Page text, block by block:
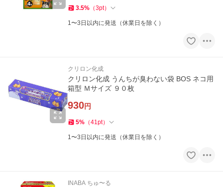
3.5% （3pt）
1〜3日以内に発送（休業日を除く）
クリロン化成
クリロン化成 うんちが臭わない袋 BOS ネコ用
箱型 Ｍサイズ ９０枚
930円
5% （41pt）
1〜3日以内に発送（休業日を除く）
INABA ちゅ〜る